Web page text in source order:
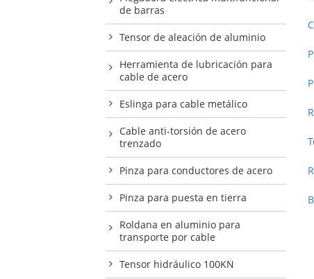
de barras
Tensor de aleación de aluminio
Herramienta de lubricación para
cable de acero
Eslinga para cable metálico
Cable anti-torsión de acero
trenzado
Pinza para conductores de acero
Pinza para puesta en tierra
Roldana en aluminio para
transporte por cable
Tensor hidráulico 100KN